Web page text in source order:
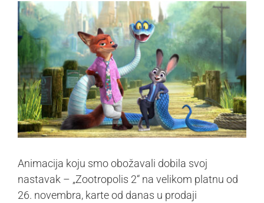
View
Larger
Image
Animacija koju smo obožavali dobila svoj
nastavak – „Zootropolis 2“ na velikom platnu od
26. novembra, karte od danas u prodaji